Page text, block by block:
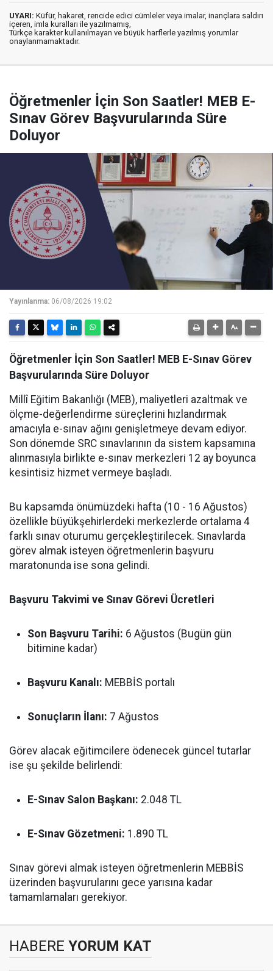
UYARI: Küfür, hakaret, rencide edici cümleler veya imalar, inançlara saldırı
içeren, imla kuralları ile yazılmamış,
Türkçe karakter kullanılmayan ve büyük harflerle yazılmış yorumlar
onaylanmamaktadır.
Öğretmenler İçin Son Saatler! MEB E-
Sınav Görev Başvurularında Süre
Doluyor
Yayınlanma: 06/08/2026 19:02
Öğretmenler İçin Son Saatler! MEB E-Sınav Görev
Başvurularında Süre Doluyor
Millî Eğitim Bakanlığı (MEB), maliyetleri azaltmak ve
ölçme-değerlendirme süreçlerini hızlandırmak
amacıyla e-sınav ağını genişletmeye devam ediyor.
Son dönemde SRC sınavlarının da sistem kapsamına
alınmasıyla birlikte e-sınav merkezleri 12 ay boyunca
kesintisiz hizmet vermeye başladı.
Bu kapsamda önümüzdeki hafta (10 - 16 Ağustos)
özellikle büyükşehirlerdeki merkezlerde ortalama 4
farklı sınav oturumu gerçekleştirilecek. Sınavlarda
görev almak isteyen öğretmenlerin başvuru
maratonunda ise sona gelindi.
Başvuru Takvimi ve Sınav Görevi Ücretleri
Son Başvuru Tarihi: 6 Ağustos (Bugün gün
bitimine kadar)
Başvuru Kanalı: MEBBİS portalı
Sonuçların İlanı: 7 Ağustos
Görev alacak eğitimcilere ödenecek güncel tutarlar
ise şu şekilde belirlendi:
E-Sınav Salon Başkanı: 2.048 TL
E-Sınav Gözetmeni: 1.890 TL
Sınav görevi almak isteyen öğretmenlerin MEBBİS
üzerinden başvurularını gece yarısına kadar
tamamlamaları gerekiyor.
HABERE YORUM KAT